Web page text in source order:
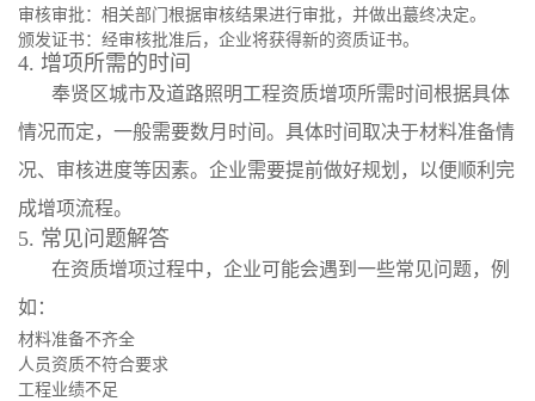
审核审批：相关部门根据审核结果进行审批，并做出蕞终决定。
颁发证书：经审核批准后，企业将获得新的资质证书。
4. 增项所需的时间
奉贤区城市及道路照明工程资质增项所需时间根据具体
情况而定，一般需要数月时间。具体时间取决于材料准备情
况、审核进度等因素。企业需要提前做好规划，以便顺利完
成增项流程。
5. 常见问题解答
在资质增项过程中，企业可能会遇到一些常见问题，例
如：
材料准备不齐全
人员资质不符合要求
工程业绩不足